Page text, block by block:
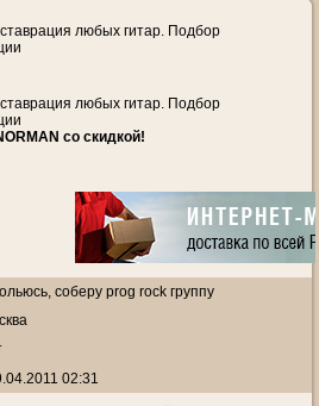
любых гитар. Подбор
любых гитар. Подбор
со скидкой!
соберу prog rock группу
02:31